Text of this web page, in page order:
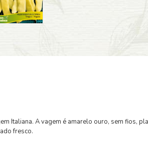
Italiana. A vagem é amarelo ouro, sem fios,
fresco.